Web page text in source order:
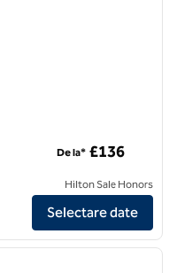
Hyde Park
De la* £136
Hilton Sale Honors
Selectare date
1/12